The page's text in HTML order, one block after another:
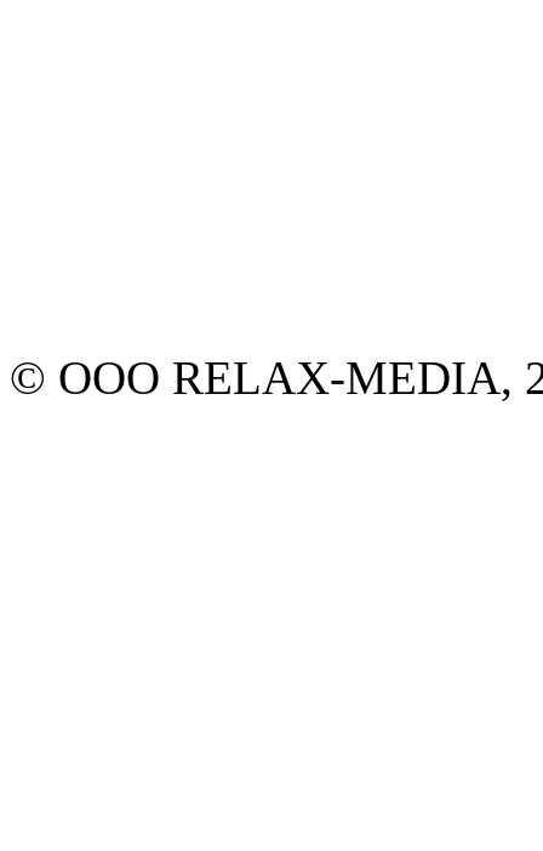
© ООО RELAX-MEDIA,